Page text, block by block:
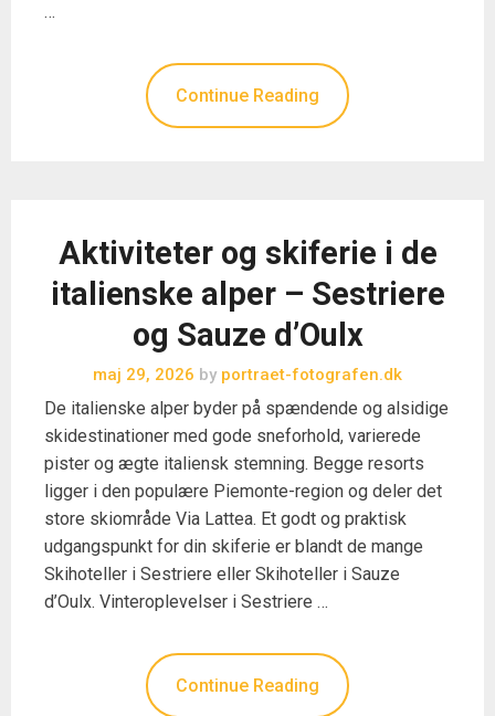
…
Continue Reading
Aktiviteter og skiferie i de
italienske alper – Sestriere
og Sauze d’Oulx
maj 29, 2026 by portraet-fotografen.dk
De italienske alper byder på spændende og alsidige
skidestinationer med gode sneforhold, varierede
pister og ægte italiensk stemning. Begge resorts
ligger i den populære Piemonte-region og deler det
store skiområde Via Lattea. Et godt og praktisk
udgangspunkt for din skiferie er blandt de mange
Skihoteller i Sestriere eller Skihoteller i Sauze
d’Oulx. Vinteroplevelser i Sestriere …
Continue Reading